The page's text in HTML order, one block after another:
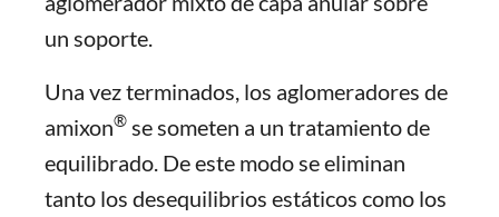
un soporte.
Una vez terminados, los aglomeradores de
amixon® se someten a un tratamiento de
equilibrado. De este modo se eliminan
tanto los desequilibrios estáticos como los